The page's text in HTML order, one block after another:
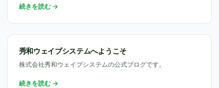
続きを読む →
秀和ウェイブシステムへようこそ
株式会社秀和ウェイブシステムの公式ブログです。
続きを読む →